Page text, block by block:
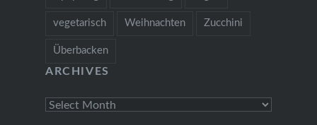
vegetarisch Weihnachten Zucchini
Überbacken
ARCHIVES
Archives